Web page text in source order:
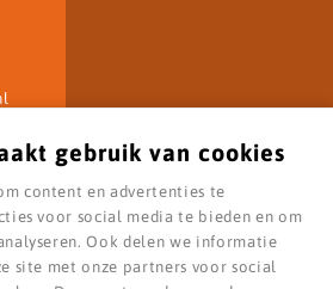
gebruik van cookies
content en advertenties te
voor social media te bieden en om
Ook delen we informatie
site met onze partners voor social
uur
uur